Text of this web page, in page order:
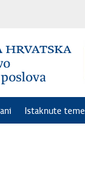
Istaknute teme